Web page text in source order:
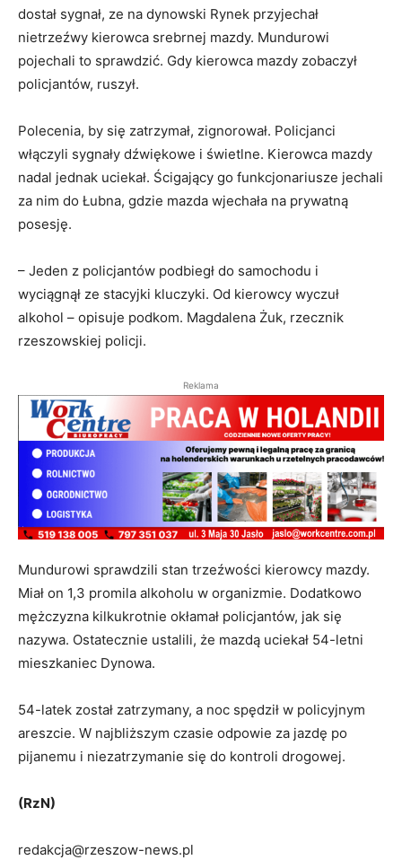
dostał sygnał, ze na dynowski Rynek przyjechał
nietrzeźwy kierowca srebrnej mazdy. Mundurowi
pojechali to sprawdzić. Gdy kierowca mazdy zobaczył
policjantów, ruszył.
Polecenia, by się zatrzymał, zignorował. Policjanci
włączyli sygnały dźwiękowe i świetlne. Kierowca mazdy
nadal jednak uciekał. Ścigający go funkcjonariusze jechali
za nim do Łubna, gdzie mazda wjechała na prywatną
posesję.
– Jeden z policjantów podbiegł do samochodu i
wyciągnął ze stacyjki kluczyki. Od kierowcy wyczuł
alkohol – opisuje podkom. Magdalena Żuk, rzecznik
rzeszowskiej policji.
Reklama
Mundurowi sprawdzili stan trzeźwości kierowcy mazdy.
Miał on 1,3 promila alkoholu w organizmie. Dodatkowo
mężczyzna kilkukrotnie okłamał policjantów, jak się
nazywa. Ostatecznie ustalili, że mazdą uciekał 54-letni
mieszkaniec Dynowa.
54-latek został zatrzymany, a noc spędził w policyjnym
areszcie. W najbliższym czasie odpowie za jazdę po
pijanemu i niezatrzymanie się do kontroli drogowej.
(RzN)
redakcja@rzeszow-news.pl